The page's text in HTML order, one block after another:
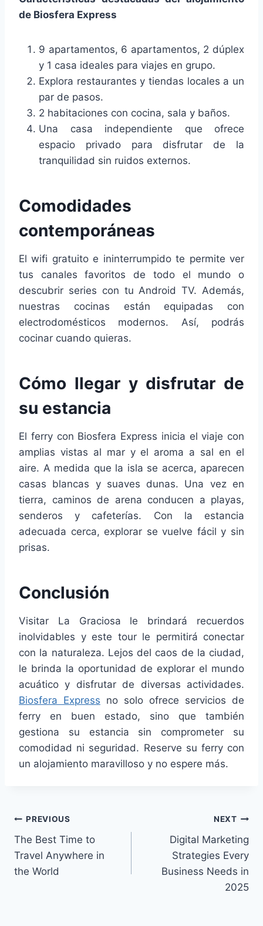
de Biosfera Express
9 apartamentos, 6 apartamentos, 2 dúplex
y 1 casa ideales para viajes en grupo.
Explora restaurantes y tiendas locales a un
par de pasos.
2 habitaciones con cocina, sala y baños.
Una casa independiente que ofrece
espacio privado para disfrutar de la
tranquilidad sin ruidos externos.
Comodidades
contemporáneas
El wifi gratuito e ininterrumpido te permite ver
tus canales favoritos de todo el mundo o
descubrir series con tu Android TV. Además,
nuestras cocinas están equipadas con
electrodomésticos modernos. Así, podrás
cocinar cuando quieras.
Cómo llegar y disfrutar de
su estancia
El ferry con Biosfera Express inicia el viaje con
amplias vistas al mar y el aroma a sal en el
aire. A medida que la isla se acerca, aparecen
casas blancas y suaves dunas. Una vez en
tierra, caminos de arena conducen a playas,
senderos y cafeterías. Con la estancia
adecuada cerca, explorar se vuelve fácil y sin
prisas.
Conclusión
Visitar La Graciosa le brindará recuerdos
inolvidables y este tour le permitirá conectar
con la naturaleza. Lejos del caos de la ciudad,
le brinda la oportunidad de explorar el mundo
acuático y disfrutar de diversas actividades.
Biosfera Express no solo ofrece servicios de
ferry en buen estado, sino que también
gestiona su estancia sin comprometer su
comodidad ni seguridad. Reserve su ferry con
un alojamiento maravilloso y no espere más.
Post
navigation
PREVIOUS
The Best Time to
Travel Anywhere in
the World
NEXT
Digital Marketing
Strategies Every
Business Needs in
2025